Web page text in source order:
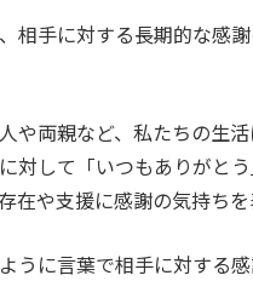
相手に対する長期的な感
や両親など、私たちの生
対して「いつもありがと
在や支援に感謝の気持ちを
うに言葉で相手に対する